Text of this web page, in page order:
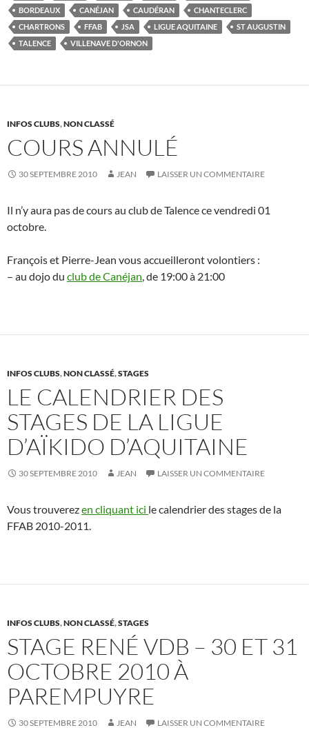
BORDEAUX CANÉJAN CAUDÉRAN
CHANTECLERC
CHARTRONS
FFAB JSA LIGUE AQUITAINE
ST AUGUSTIN
TALENCE
VILLENAVE D'ORNON
INFOS CLUBS,NON CLASSÉ
COURS ANNULÉ
30 SEPTEMBRE 2010 JEAN LAISSER UN COMMENTAIRE
Il n’y aura pas de cours au club de Talence ce vendredi 01
octobre.
François et Pierre-Jean vous accueilleront volontiers :
– au dojo du club de Canéjan, de 19:00 à 21:00
INFOS CLUBS,NON CLASSÉ,STAGES
LE CALENDRIER DES
STAGES DE LA LIGUE
D’AÏKIDO D’AQUITAINE
30 SEPTEMBRE 2010 JEAN LAISSER UN COMMENTAIRE
Vous trouverezen cliquant ici le calendrier des stages de la
FFAB 2010-2011.
INFOS CLUBS,NON CLASSÉ,STAGES
STAGE RENÉ VDB – 30 ET 31
OCTOBRE 2010 À
PAREMPUYRE
30 SEPTEMBRE 2010 JEAN LAISSER UN COMMENTAIRE